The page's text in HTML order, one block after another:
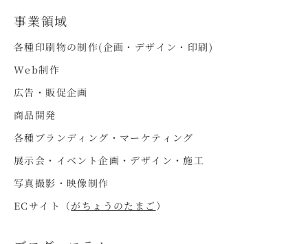
事業領域
各種印刷物の制作(企画・デザイン・印刷)
Web制作
広告・販促企画
商品開発
各種ブランディング・マーケティング
展示会・イベント企画・デザイン・施工
写真撮影・映像制作
ECサイト（がちょうのたまご ）